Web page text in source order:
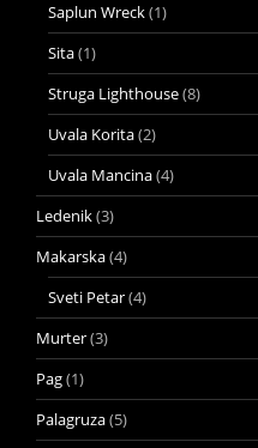
Saplun Wreck(1)
Sita(1)
Struga Lighthouse(8)
Uvala Korita(2)
Uvala Mancina(4)
Ledenik(3)
Makarska(4)
Sveti Petar(4)
Murter(3)
Pag(1)
Palagruza(5)